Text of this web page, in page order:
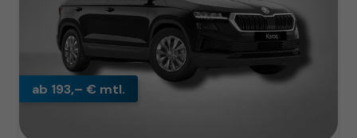
ab 193,– € mtl.